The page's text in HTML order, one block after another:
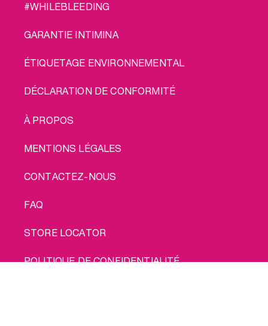
#WHILEBLEEDING
GARANTIE INTIMINA
ÉTIQUETAGE ENVIRONNEMENTAL
DÉCLARATION DE CONFORMITÉ
LEGAL
À PROPOS
MENTIONS LÉGALES
CONTACTEZ-NOUS
FAQ
STORE LOCATOR
POLITIQUE DE CONFIDENTIALITÉ